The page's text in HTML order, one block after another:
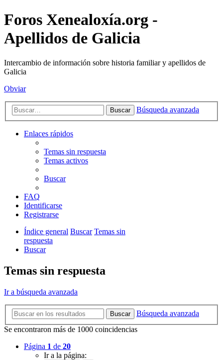
Foros Xenealoxía.org -
Apellidos de Galicia
Intercambio de información sobre historia familiar y apellidos de
Galicia
Obviar
Buscar Búsqueda avanzada
Enlaces rápidos
Temas sin respuesta
Temas activos
Buscar
FAQ
Identificarse
Registrarse
Índice general Buscar Temas sin
respuesta
Buscar
Temas sin respuesta
Ir a búsqueda avanzada
Buscar
Búsqueda avanzada
Se encontraron más de 1000 coincidencias
Página 1 de 20
Ir a la página: